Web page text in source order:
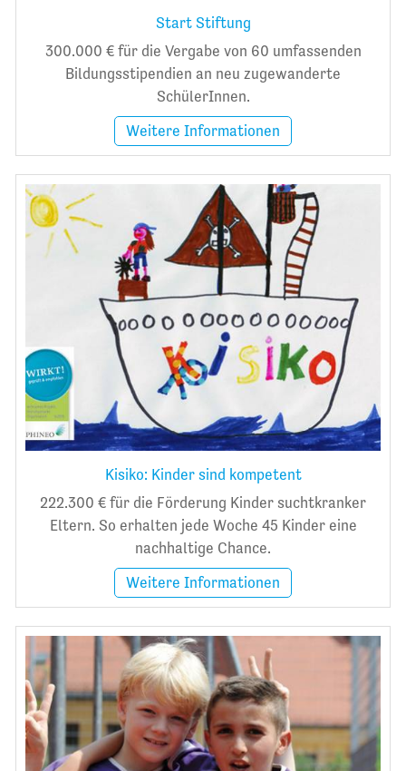
Start Stiftung
300.000 € für die Vergabe von 60 umfassenden
Bildungsstipendien an neu zugewanderte
SchülerInnen.
Weitere Informationen
Kisiko: Kinder sind kompetent
222.300 € für die Förderung Kinder suchtkranker
Eltern. So erhalten jede Woche 45 Kinder eine
nachhaltige Chance.
Weitere Informationen